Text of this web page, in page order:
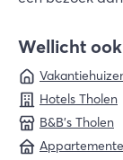
Wellicht
Hotels Tholen
B&B's Tholen